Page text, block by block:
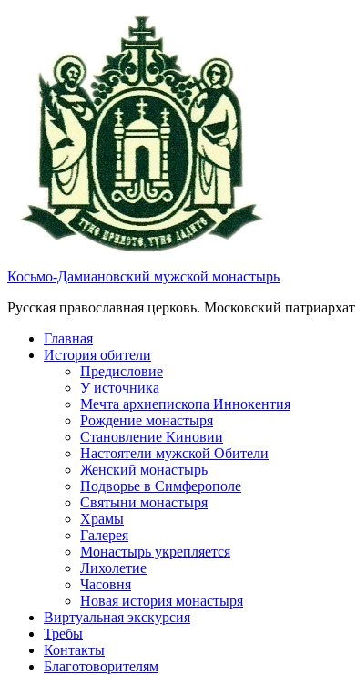
Косьмо-Дамиановский мужской монастырь
Русская православная церковь. Московский патриархат
Главная
История обители
Предисловие
У источника
Мечта архиепископа Иннокентия
Рождение монастыря
Становление Киновии
Настоятели мужской Обители
Женский монастырь
Подворье в Симферополе
Святыни монастыря
Храмы
Галерея
Монастырь укрепляется
Лихолетие
Часовня
Новая история монастыря
Виртуальная экскурсия
Требы
Контакты
Благотоворителям